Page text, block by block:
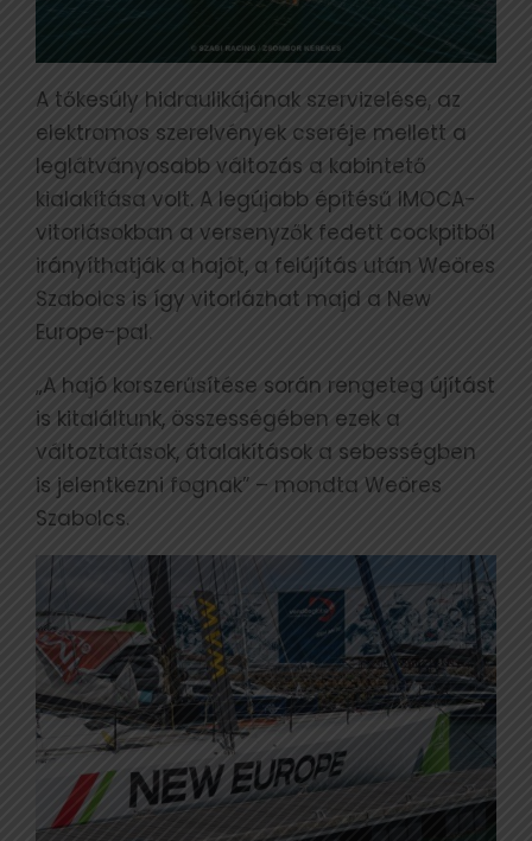
A tőkesúly hidraulikájának szervizelése, az
elektromos szerelvények cseréje mellett a
leglátványosabb változás a kabintető
kialakítása volt. A legújabb építésű IMOCA-
vitorlásokban a versenyzők fedett cockpitből
irányíthatják a hajót, a felújítás után Weöres
Szabolcs is így vitorlázhat majd a New
Europe-pal.
„A hajó korszerűsítése során rengeteg újítást
is kitaláltunk, összességében ezek a
változtatások, átalakítások a sebességben
is jelentkezni fognak” – mondta Weöres
Szabolcs.